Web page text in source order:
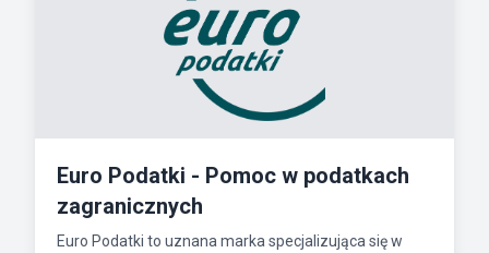
Euro Podatki - Pomoc w podatkach
zagranicznych
Euro Podatki to uznana marka specjalizująca się w